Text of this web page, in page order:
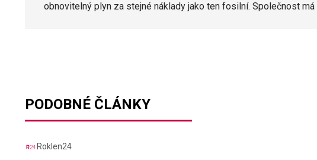
obnovitelný plyn za stejné náklady jako ten fosilní. Společnost
PODOBNÉ ČLÁNKY
Roklen24